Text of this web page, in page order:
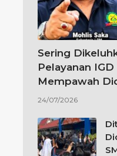
Sering
Pelayanan
Mempawah
24/07/2026